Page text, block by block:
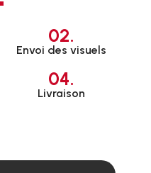
02.
Envoi des visuels
04.
Livraison